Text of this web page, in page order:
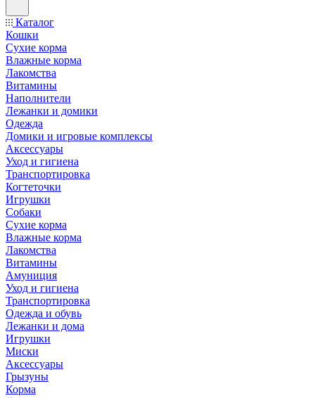
Каталог
Кошки
Сухие корма
Влажные корма
Лакомства
Витамины
Наполнители
Лежанки и домики
Одежда
Домики и игровые комплексы
Аксессуары
Уход и гигиена
Транспортировка
Когтеточки
Игрушки
Собаки
Сухие корма
Влажные корма
Лакомства
Витамины
Амуниция
Уход и гигиена
Транспортировка
Одежда и обувь
Лежанки и дома
Игрушки
Миски
Аксессуары
Грызуны
Корма